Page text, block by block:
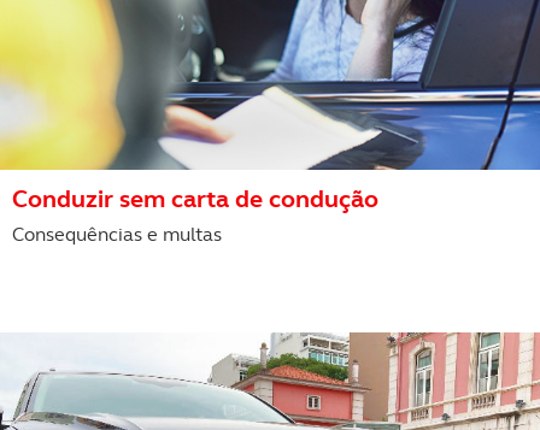
Realçamos que o bloqueio de certo tipo de Cookies e
tecnologias similares pode ter impacto na sua
experiência de navegação no Website e nos serviços
disponibilizados.
Consulte a política de cookies do site.
Conduzir sem carta de condução
Consequências e multas